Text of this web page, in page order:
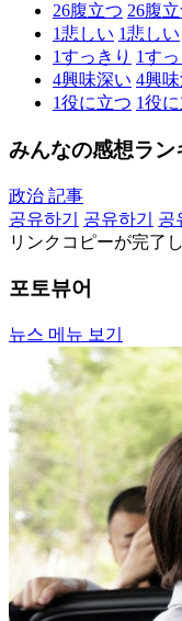
26腹立つ 26腹
1悲しい 1悲しい
1すっきり 1すっ
4興味深い 4興
1役に立つ 1役
みんなの感想ラン
政治 記事
공유하기
공유하기 공
リンクコピーが完了
포토뷰어
뉴스 메뉴 보기